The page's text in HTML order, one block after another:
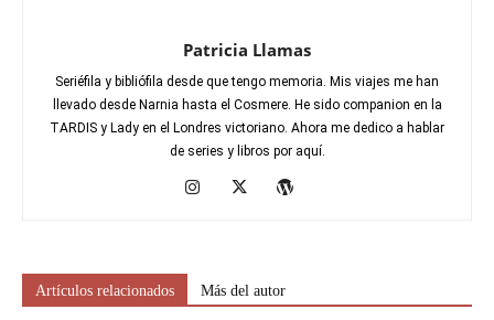
Patricia Llamas
Seriéfila y bibliófila desde que tengo memoria. Mis viajes me han
llevado desde Narnia hasta el Cosmere. He sido companion en la
TARDIS y Lady en el Londres victoriano. Ahora me dedico a hablar
de series y libros por aquí.
Artículos relacionados Más del autor